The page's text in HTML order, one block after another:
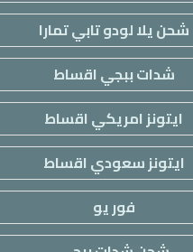
شحن يلا لودو تابي تمارا
شدات ببجي اقساط
ايتونز امريكي اقساط
ايتونز سعودي اقساط
فور يو